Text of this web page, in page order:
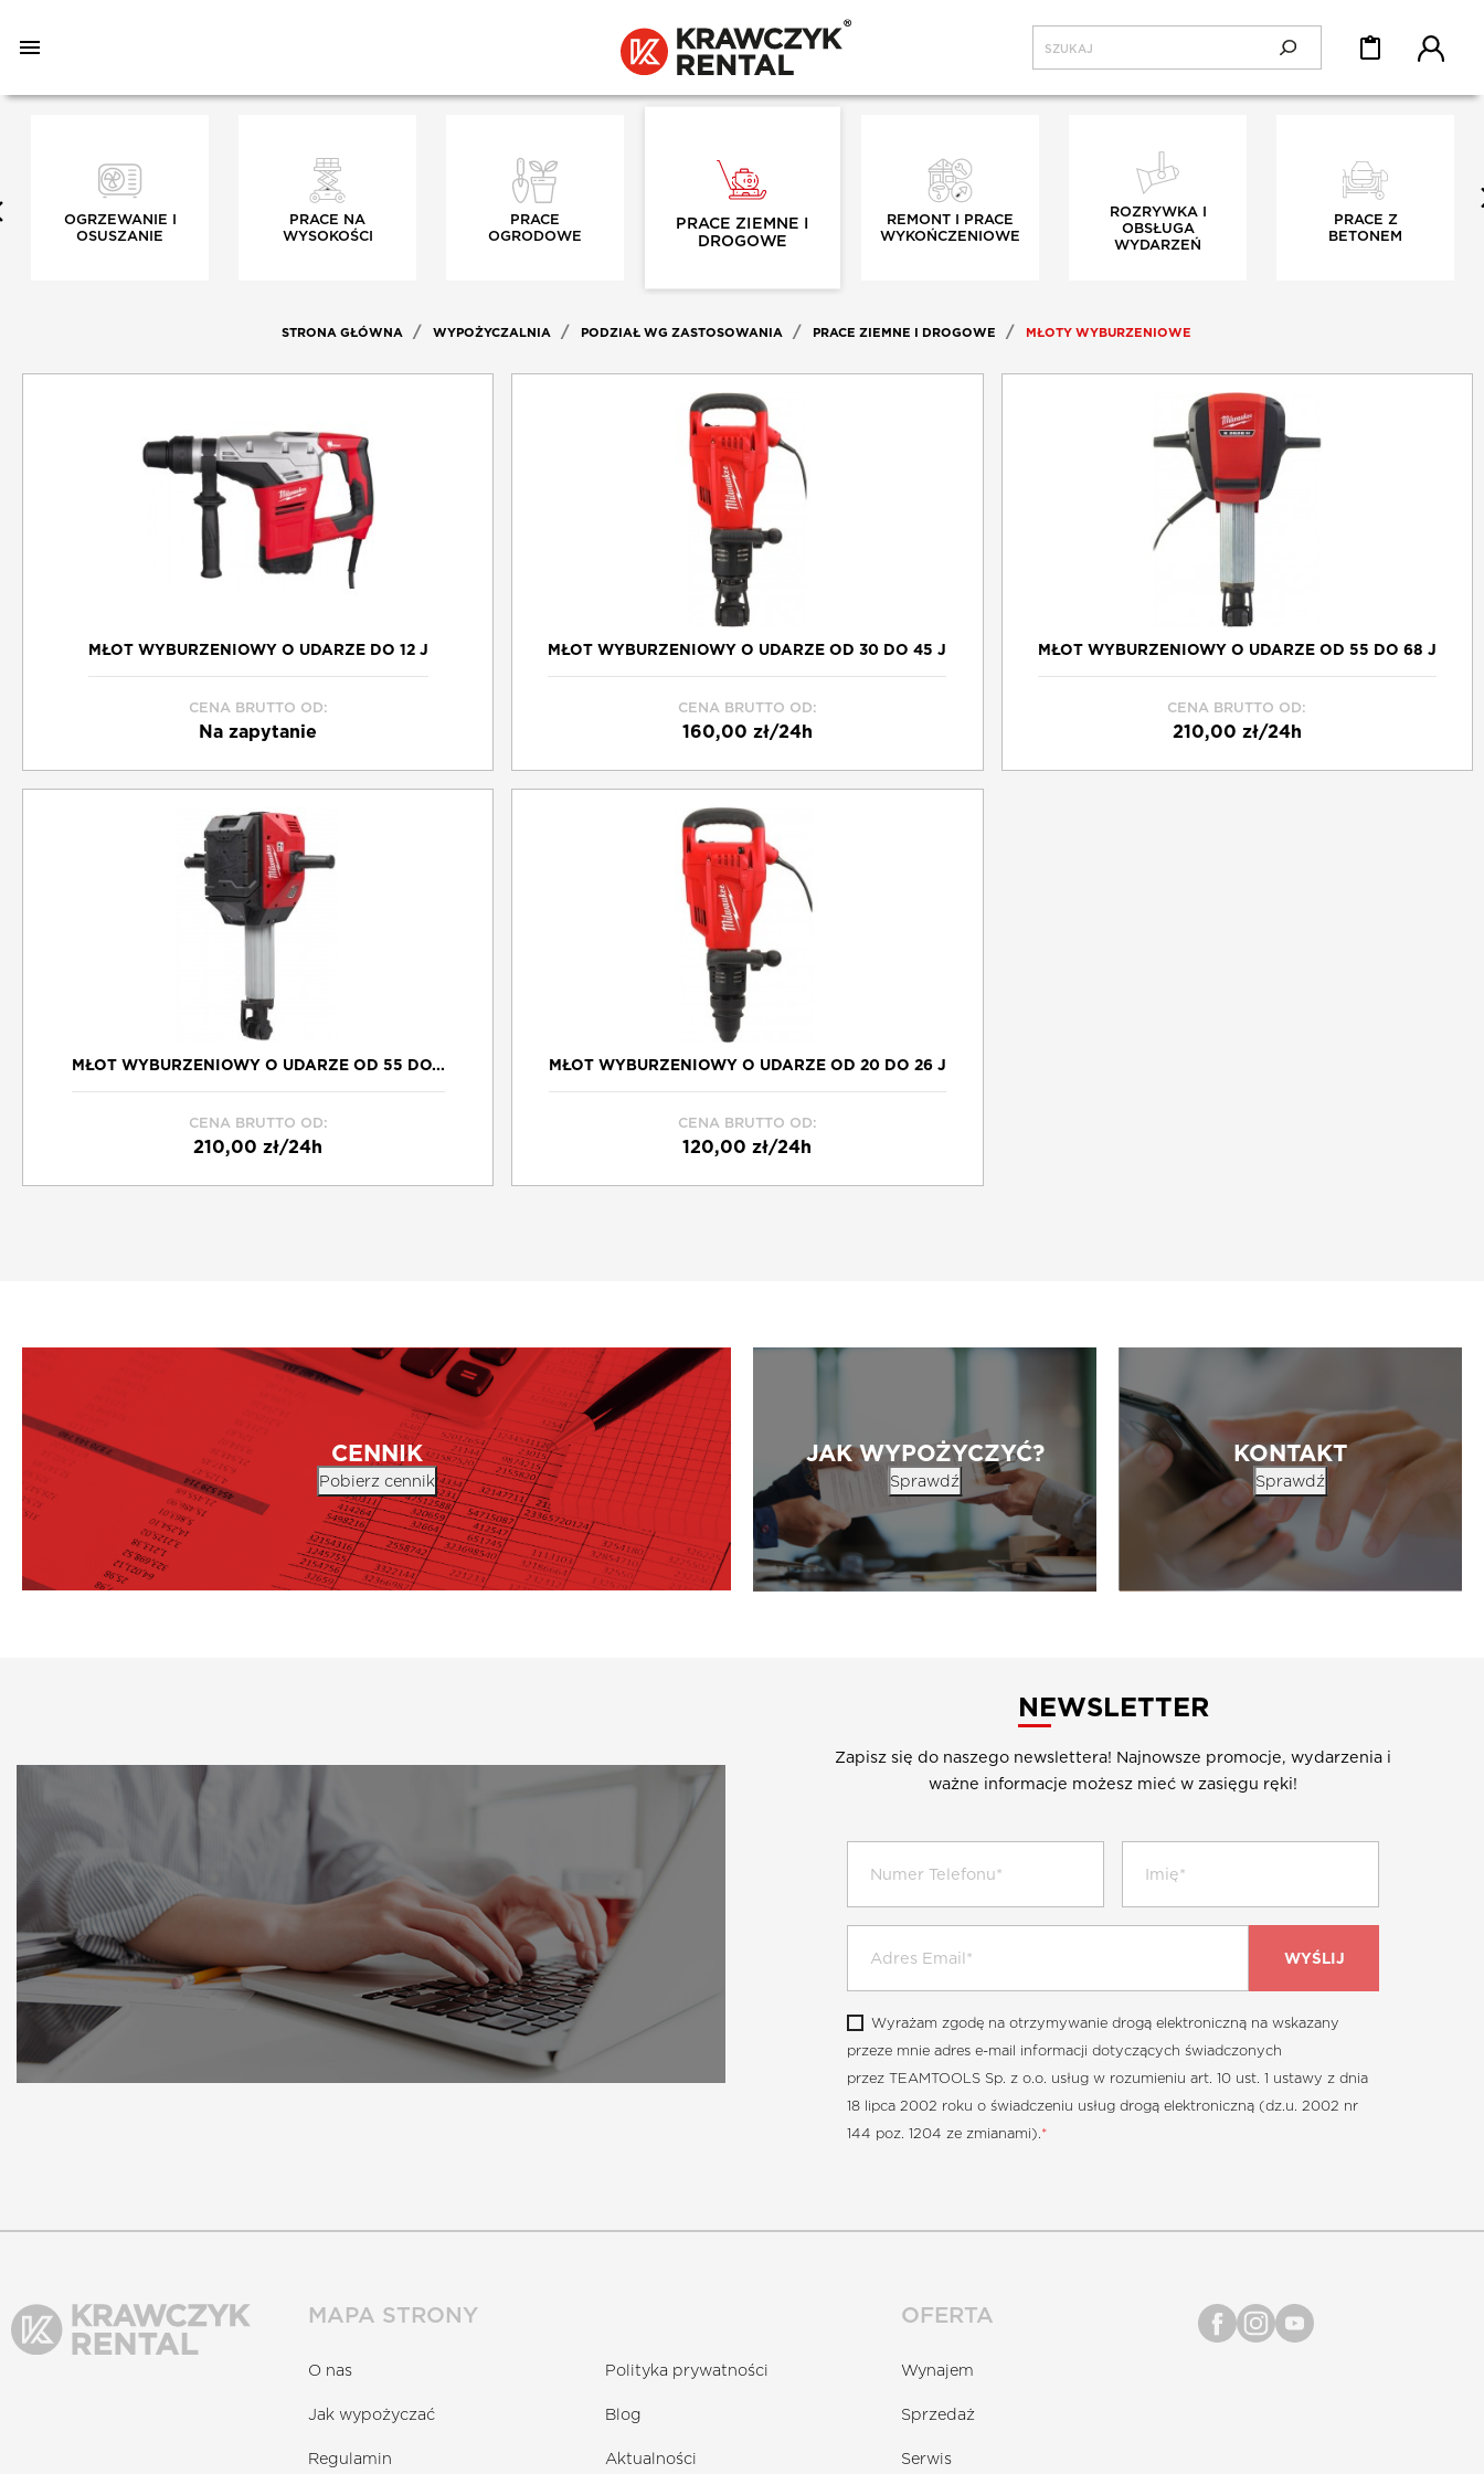

OGRZEWANIE I
OSUSZANIE
PRACE NA
WYSOKOŚCI
PRACE
OGRODOWE
PRACE ZIEMNE I
DROGOWE
REMONT I PRACE
WYKOŃCZENIOWE
ROZRYWKA I
OBSŁUGA
WYDARZEŃ
PRACE Z
BETONEM
STRONA GŁÓWNA WYPOŻYCZALNIA PODZIAŁ WG ZASTOSOWANIA PRACE ZIEMNE I DROGOWE MŁOTY WYBURZENIOWE
MŁOT WYBURZENIOWY O UDARZE DO 12 J
CENA BRUTTO OD:
Na zapytanie
MŁOT WYBURZENIOWY O UDARZE OD 30 DO 45 J
CENA BRUTTO OD:
160,00 zł/24h
MŁOT WYBURZENIOWY O UDARZE OD 55 DO 68 J
CENA BRUTTO OD:
210,00 zł/24h
MŁOT WYBURZENIOWY O UDARZE OD 55 DO...
CENA BRUTTO OD:
210,00 zł/24h
MŁOT WYBURZENIOWY O UDARZE OD 20 DO 26 J
CENA BRUTTO OD:
120,00 zł/24h
CENNIK
Pobierz cennik
JAK WYPOŻYCZYĆ?
Sprawdź
KONTAKT
Sprawdź
NEWSLETTER
Zapisz się do naszego newslettera! Najnowsze promocje, wydarzenia i
ważne informacje możesz mieć w zasięgu ręki!
Wyrażam zgodę na otrzymywanie drogą elektroniczną na wskazany
przeze mnie adres e-mail informacji dotyczących świadczonych
przez TEAMTOOLS Sp. z o.o. usług w rozumieniu art. 10 ust. 1 ustawy z dnia
18 lipca 2002 roku o świadczeniu usług drogą elektroniczną (dz.u. 2002 nr
144 poz. 1204 ze zmianami). *
MAPA STRONY
O nas
Jak wypożyczać
Regulamin
Polityka prywatności
Blog
Aktualności
OFERTA
Wynajem
Sprzedaż
Serwis